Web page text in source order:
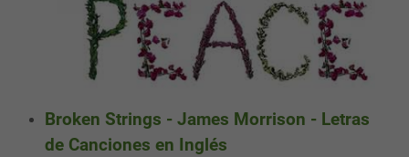
Broken Strings - James Morrison - Letras
de Canciones en Inglés